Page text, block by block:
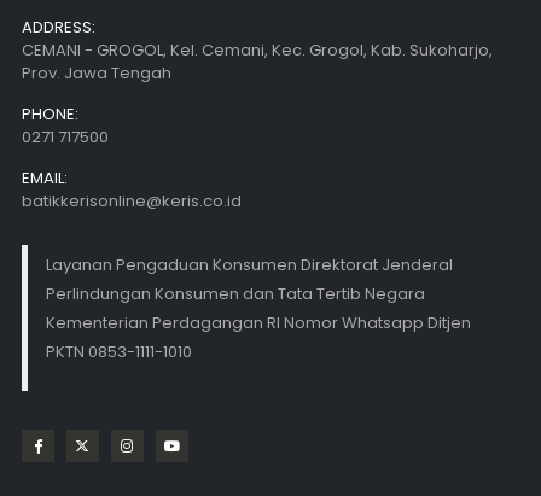
ADDRESS:
CEMANI - GROGOL, Kel. Cemani, Kec. Grogol, Kab. Sukoharjo,
Prov. Jawa Tengah
PHONE:
0271 717500
EMAIL:
batikkerisonline@keris.co.id
Layanan Pengaduan Konsumen Direktorat Jenderal
Perlindungan Konsumen dan Tata Tertib Negara
Kementerian Perdagangan RI Nomor Whatsapp Ditjen
PKTN 0853-1111-1010